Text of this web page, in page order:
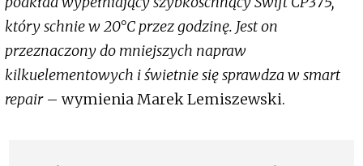
który schnie w 20°C przez godzinę. Jest on
przeznaczony do mniejszych napraw
kilkuelementowych i świetnie się sprawdza w smart
repair– wymienia Marek Lemiszewski.